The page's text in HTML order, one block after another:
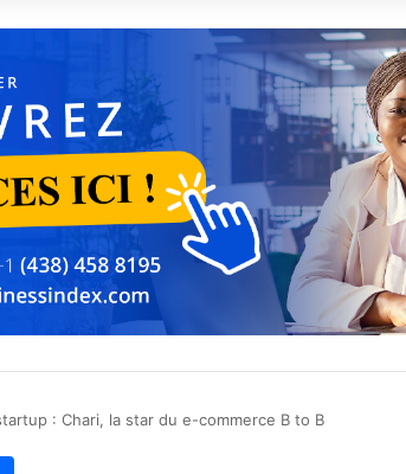
: Chari, la star du e-commerce B to B